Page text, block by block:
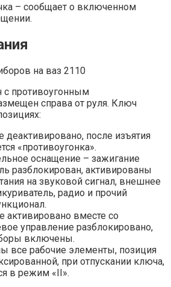
– сообщает о включенном
на ваз 2110
с противоугонным
справа от руля. Ключ
деактивировано, после изъятия
«противоугонка».
оснащение – зажигание
разблокирован, активированы
на звуковой сигнал, внешнее
радио и прочий
активировано вместе со
управление разблокировано,
включены.
все рабочие элементы, позиция
при отпускании ключа,
в режим «II».